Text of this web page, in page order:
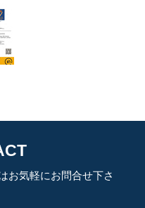
お気軽にお問合せ下さ